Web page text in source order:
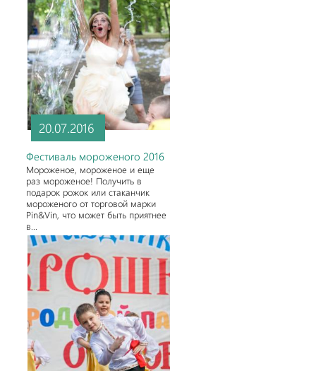
20.07.2016
Фестиваль мороженого 2016
Мороженое, мороженое и еще
раз мороженое! Получить в
подарок рожок или стаканчик
мороженого от торговой марки
Pin&Vin, что может быть приятнее
в...